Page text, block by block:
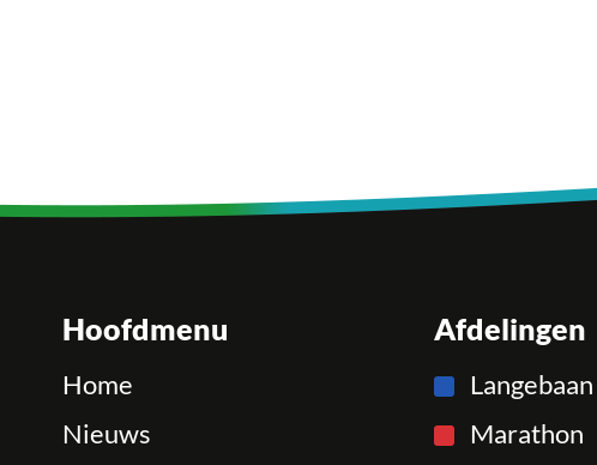
Hoofdmenu
Home
Nieuws
Afdelingen
Langebaan
Marathon